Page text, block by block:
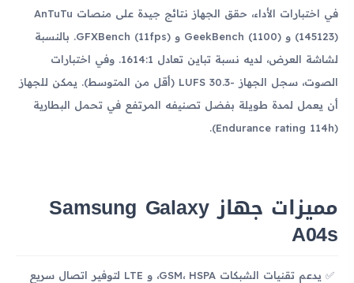
في اختبارات الأداء، حقق الجهاز نتائج جيدة على منصات AnTuTu
(145123) و GeekBench (1100) و GFXBench (11fps). بالنسبة
لشاشة العرض، لديه نسبة تباين تعادل 1614:1. وفي اختبارات
الصوت، سجل الجهاز -30.3 LUFS (أقل من المتوسط). يمكن للجهاز
أن يعمل لمدة طويلة بفضل تصنيفه المرتفع في تحمل البطارية
(Endurance rating 114h).
مميزات جهاز Samsung Galaxy
A04s
يدعم تقنيات الشبكات GSM، HSPA، و LTE لتوفير اتصال سريع